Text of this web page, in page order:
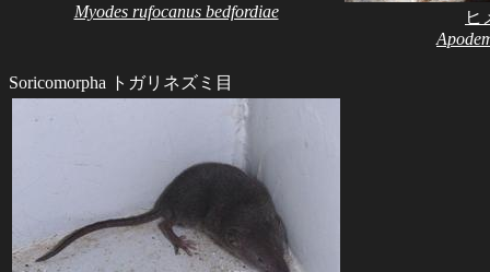
Myodes rufocanus bedfordiae
ヒ
Soricomorpha トガリネズミ目